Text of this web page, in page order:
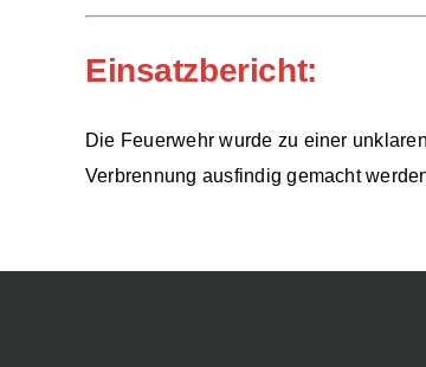
Einsatzbericht:
Die Feuerwehr wurde zu einer
Verbrennung ausfindig gemacht